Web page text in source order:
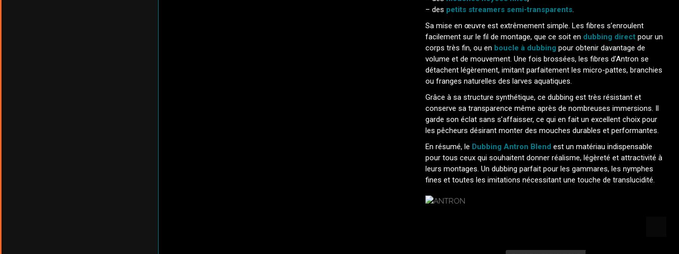
– des petits streamers semi-transparents.
Sa mise en œuvre est extrêmement simple. Les fibres s’enroulent
facilement sur le fil de montage, que ce soit en dubbing direct pour un
corps très fin, ou en boucle à dubbing pour obtenir davantage de
volume et de mouvement. Une fois brossées, les fibres d’Antron se
détachent légèrement, imitant parfaitement les micro-pattes, branchies
ou franges naturelles des larves aquatiques.
Grâce à sa structure synthétique, ce dubbing est très résistant et
conserve sa transparence même après de nombreuses immersions. Il
garde son éclat sans s’affaisser, ce qui en fait un excellent choix pour
les pêcheurs désirant monter des mouches durables et performantes.
En résumé, le Dubbing Antron Blend est un matériau indispensable
pour tous ceux qui souhaitent donner réalisme, légèreté et attractivité à
leurs montages. Un dubbing parfait pour les gammares, les nymphes
fines et toutes les imitations nécessitant une touche de translucidité.